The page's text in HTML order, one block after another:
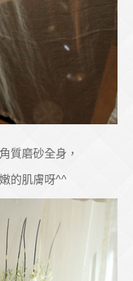
質磨砂全身，
的肌膚呀^^